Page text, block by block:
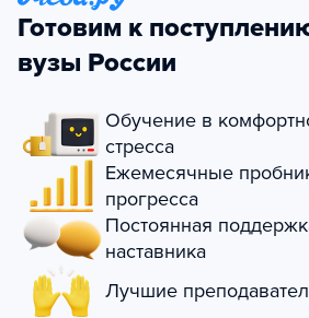
Готовим к
вузы России
Обучение в
стресса
Ежемесячные
прогресса
Постоянная
наставника
Лучшие